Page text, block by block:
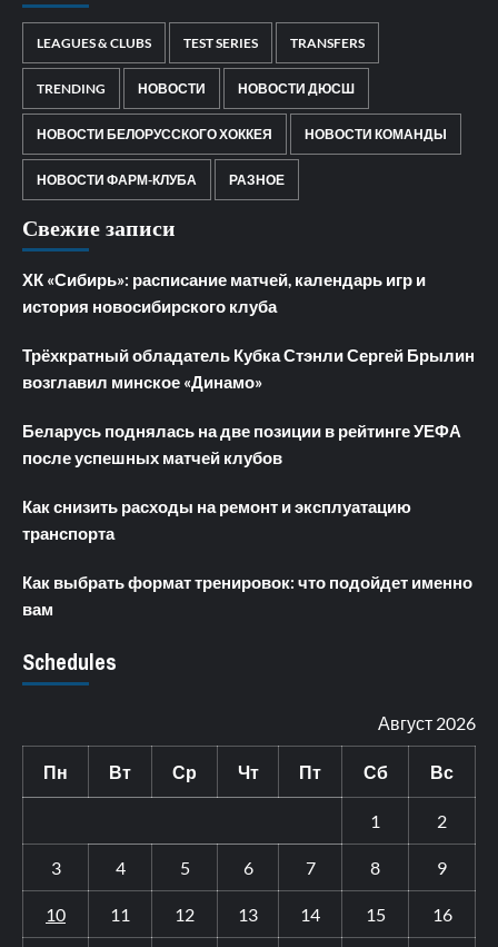
LEAGUES & CLUBS TEST SERIES TRANSFERS
TRENDING НОВОСТИ НОВОСТИ ДЮСШ
НОВОСТИ БЕЛОРУССКОГО ХОККЕЯ НОВОСТИ КОМАНДЫ
НОВОСТИ ФАРМ-КЛУБА РАЗНОЕ
Свежие записи
ХК «Сибирь»: расписание матчей, календарь игр и
история новосибирского клуба
Трёхкратный обладатель Кубка Стэнли Сергей Брылин
возглавил минское «Динамо»
Беларусь поднялась на две позиции в рейтинге УЕФА
после успешных матчей клубов
Как снизить расходы на ремонт и эксплуатацию
транспорта
Как выбрать формат тренировок: что подойдет именно
вам
Schedules
Август 2026
Пн Вт Ср Чт Пт Сб Вс
1 2
3 4 5 6 7 8 9
10 11 12 13 14 15 16